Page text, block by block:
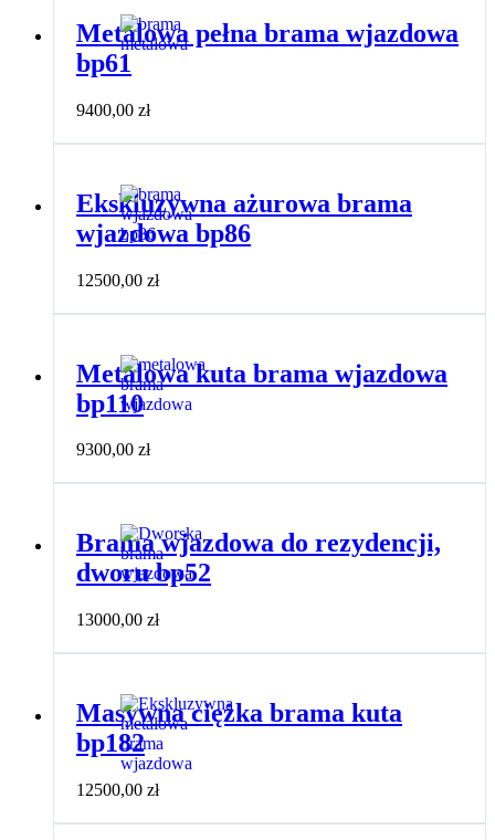
Metalowa pełna brama wjazdowa
bp61
9400,00 zł
Ekskluzywna ażurowa brama
wjazdowa bp86
12500,00 zł
Metalowa kuta brama wjazdowa
bp110
9300,00 zł
Brama wjazdowa do rezydencji,
dworu bp52
13000,00 zł
Masywna ciężka brama kuta
bp182
12500,00 zł